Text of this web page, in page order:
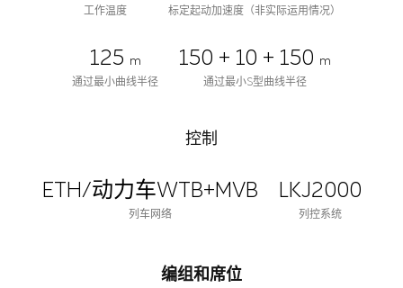
工作温度
标定起动加速度（非实际运用情况）
125 m
通过最小曲线半径
150 + 10 + 150 m
通过最小S型曲线半径
控制
ETH/动力车WTB+MVB
列车网络
LKJ2000
列控系统
编组和席位